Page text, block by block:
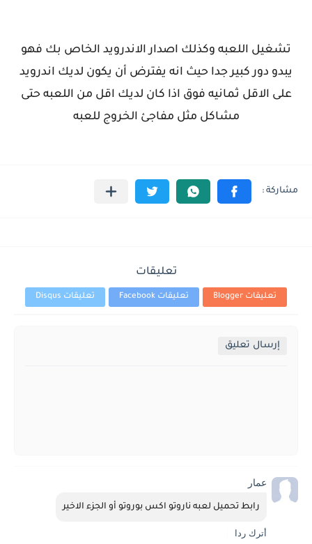
تشغيل اللعبه وكذلك اصدار الاندرويد الخاص بك فهو
يبدو دور كبير جدا حيث انه يفترض أن يكون لديك اندرويد
على الاقل ثمانيه فوق اذا كان لديك اقل من اللعبه حتى
مشاكل مثل مفاجئ الخروج للعبه
تعليقات
تعليقات Blogger تعليقات Facebook تعليقات Disqus
إرسال تعليق
عمار
رابط تحميل لعبه ناروتو اكس بوروتو أو الجزء الاخير
أترك ردا